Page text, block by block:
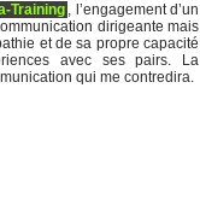
Training , l’engagement d’un
dirigeante mais
et de sa propre capacité
avec ses pairs. La
qui me contredira.